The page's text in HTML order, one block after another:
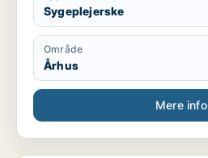
Sygeplejerske
Område
Århus
Mere info